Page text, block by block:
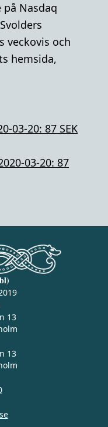
Nasdaq
veckovis och
hemsida,
03-20: 87 SEK
03-20: 87
13
13